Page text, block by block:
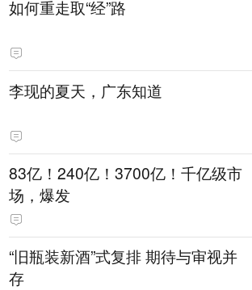
如何重走取“经”路
李现的夏天，广东知道
83亿！240亿！3700亿！千亿级市
场，爆发
“旧瓶装新酒”式复排 期待与审视并
存